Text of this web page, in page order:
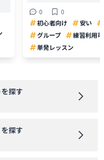
0
0
初心者向け
安い
グループ
練習利用可
単発レッスン
を探す
を探す